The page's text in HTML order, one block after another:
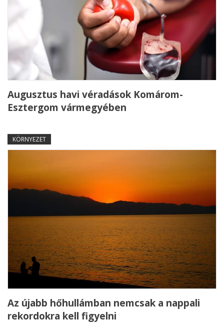
Augusztus havi véradások Komárom-
Esztergom vármegyében
KÖRNYEZET
Az újabb hőhullámban nemcsak a nappali
rekordokra kell figyelni